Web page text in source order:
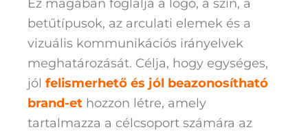
Ez magában foglalja a logó, a szín, a
betűtípusok, az arculati elemek és a
vizuális kommunikációs irányelvek
meghatározását. Célja, hogy egységes,
jól felismerhető és jól beazonosítható
brand-et hozzon létre, amely
tartalmazza a célcsoport számára az